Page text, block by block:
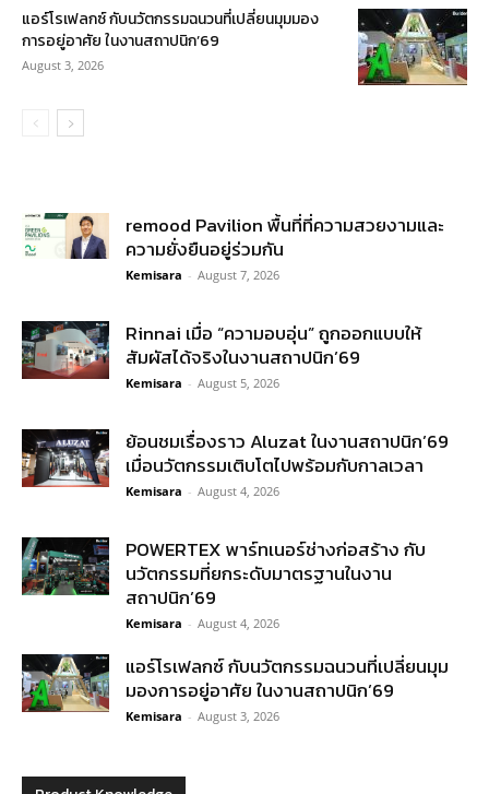
แอร์โรเฟลกซ์ กับนวัตกรรมฉนวนที่เปลี่ยนมุมมอง
การอยู่อาศัย ในงานสถาปนิก’69
August 3, 2026
remood Pavilion พื้นที่ที่ความสวยงามและ
ความยั่งยืนอยู่ร่วมกัน
Kemisara - August 7, 2026
Rinnai เมื่อ “ความอบอุ่น” ถูกออกแบบให้
สัมผัสได้จริงในงานสถาปนิก’69
Kemisara - August 5, 2026
ย้อนชมเรื่องราว Aluzat ในงานสถาปนิก’69
เมื่อนวัตกรรมเติบโตไปพร้อมกับกาลเวลา
Kemisara - August 4, 2026
POWERTEX พาร์ทเนอร์ช่างก่อสร้าง กับ
นวัตกรรมที่ยกระดับมาตรฐานในงาน
สถาปนิก’69
Kemisara - August 4, 2026
แอร์โรเฟลกซ์ กับนวัตกรรมฉนวนที่เปลี่ยนมุม
มองการอยู่อาศัย ในงานสถาปนิก’69
Kemisara - August 3, 2026